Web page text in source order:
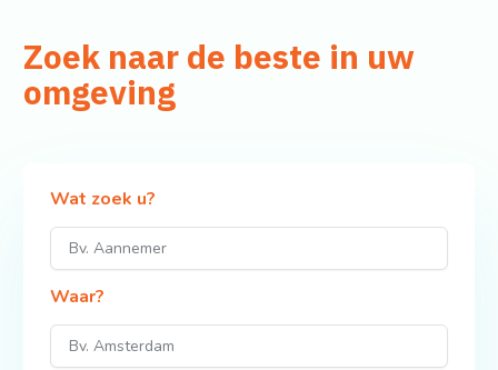
Zoek naar de beste in uw
omgeving
Wat zoek u?
Waar?